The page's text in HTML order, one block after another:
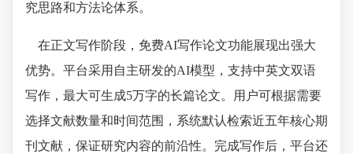
究思路和方法论体系。
在正文写作阶段，免费AI写作论文功能展现出强大
优势。平台采用自主研发的AI模型，支持中英文双语
写作，最大可生成5万字的长篇论文。用户可根据需要
选择文献数量和时间范围，系统默认检索近五年核心期
刊文献，保证研究内容的前沿性。完成写作后，平台还